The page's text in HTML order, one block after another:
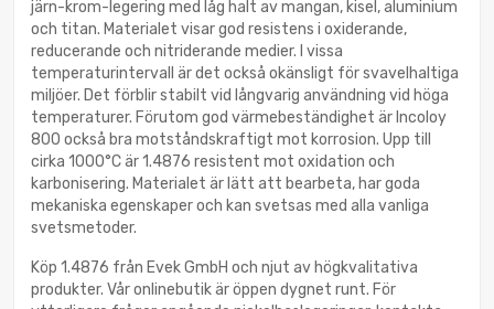
järn-krom-legering med låg halt av mangan, kisel, aluminium
och titan. Materialet visar god resistens i oxiderande,
reducerande och nitriderande medier. I vissa
temperaturintervall är det också okänsligt för svavelhaltiga
miljöer. Det förblir stabilt vid långvarig användning vid höga
temperaturer. Förutom god värmebeständighet är Incoloy
800 också bra motståndskraftigt mot korrosion. Upp till
cirka 1000°C är 1.4876 resistent mot oxidation och
karbonisering. Materialet är lätt att bearbeta, har goda
mekaniska egenskaper och kan svetsas med alla vanliga
svetsmetoder.
Köp 1.4876 från Evek GmbH och njut av högkvalitativa
produkter. Vår onlinebutik är öppen dygnet runt. För